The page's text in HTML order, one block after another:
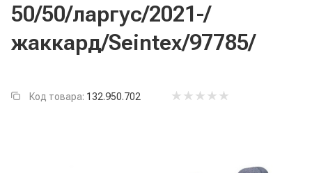
50/50/ларгус/2021-/
жаккард/Seintex/97785/
Код товара: 132.950.702